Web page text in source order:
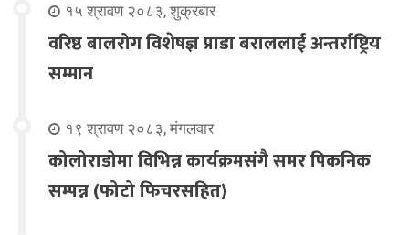
१५ श्रावण २०८३, शुक्रबार
वरिष्ठ बालरोग विशेषज्ञ प्राडा बराललाई अन्तर्राष्ट्रिय
सम्मान
१९ श्रावण २०८३, मंगलवार
कोलोराडोमा विभिन्न कार्यक्रमसंगै समर पिकनिक
सम्पन्न (फोटो फिचरसहित)